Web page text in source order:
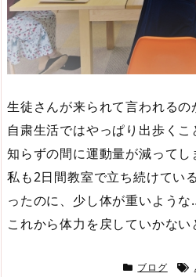
生徒さんが来られて言われるの
自粛生活ではやっぱり出歩く
知らずの間に運動量が減ってし
私も2日間教室で立ち続けてい
ったのに、少し体が重いような
これから体力を戻していかない
ブログ